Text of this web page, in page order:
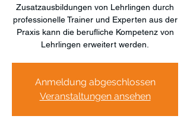
Zusatzausbildungen von Lehrlingen durch
professionelle Trainer und Experten aus der
Praxis kann die berufliche Kompetenz von
Lehrlingen erweitert werden.
Anmeldung abgeschlossen
Veranstaltungen ansehen